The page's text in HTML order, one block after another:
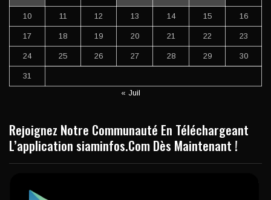
10 11 12 13 14 15 16
17 18 19 20 21 22 23
24 25 26 27 28 29 30
31
« Juil
Rejoignez Notre Communauté En Téléchargeant
L’application siaminfos.Com Dès Maintenant !